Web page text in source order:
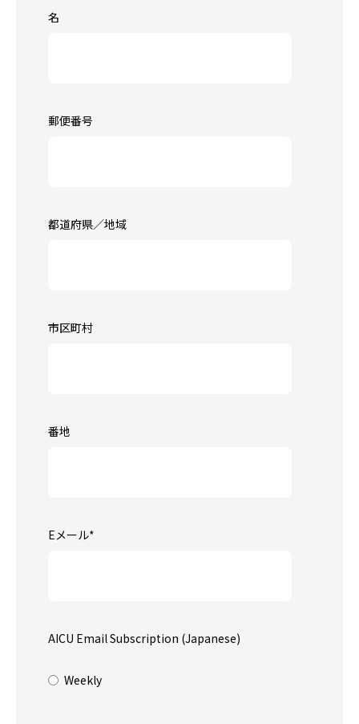
名
郵便番号
都道府県／地域
市区町村
番地
Eメール*
AICU Email Subscription (Japanese)
Weekly